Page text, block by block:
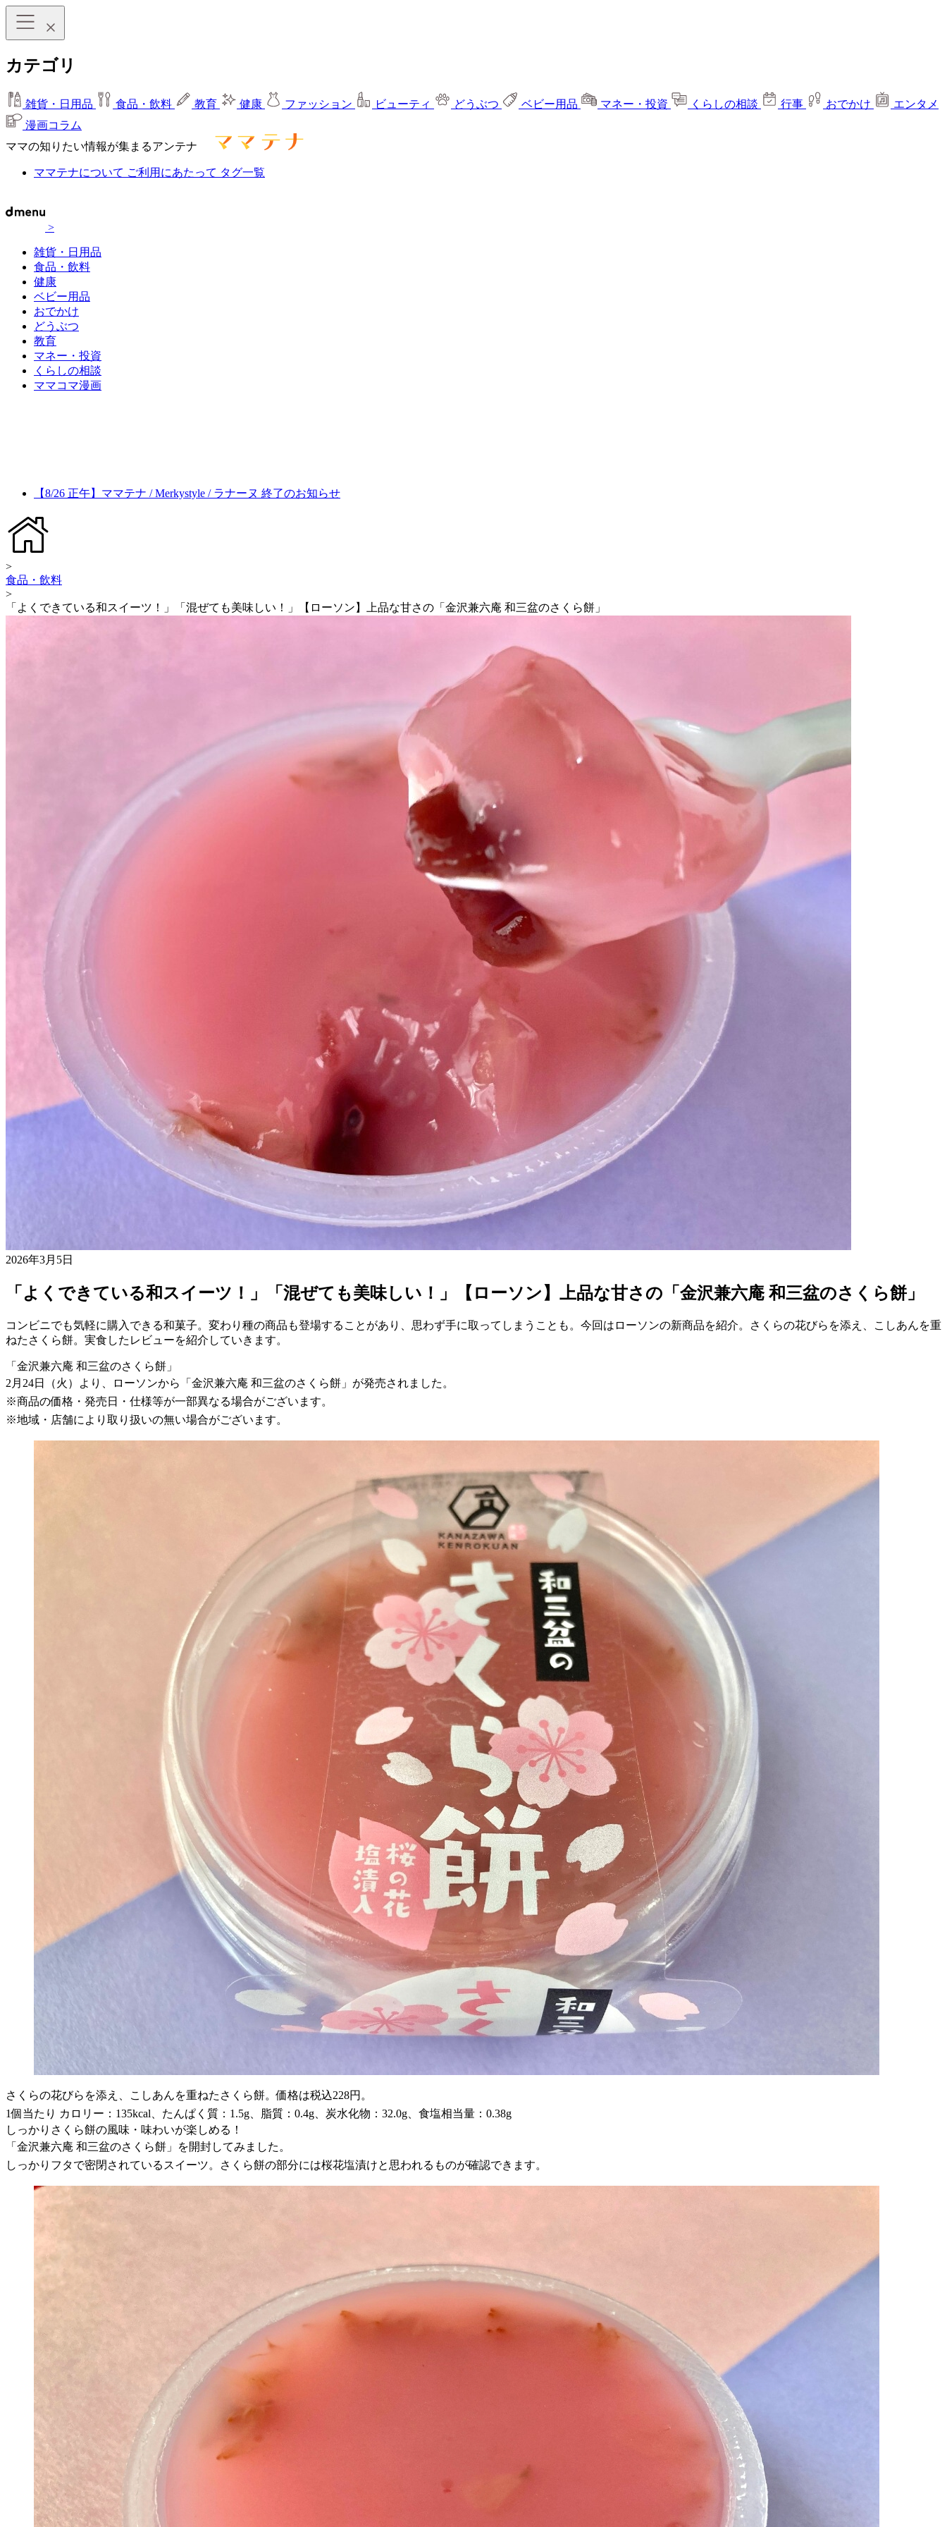
カテゴリ
雑貨・日用品 食品・飲料 教育 健康 ファッション ビューティ どうぶつ ベビー用品 マネー・投資 くらしの相談 行事 おでかけ
エンタメ
漫画コラム
ママの知りたい情報が集まるアンテナ
ママテナについて ご利用にあたって タグ一覧
>
雑貨・日用品
食品・飲料
健康
ベビー用品
おでかけ
どうぶつ
教育
マネー・投資
くらしの相談
ママコマ漫画
【8/26 正午】ママテナ / Merkystyle / ラナーヌ 終了のお知らせ
>
食品・飲料
>
「よくできている和スイーツ！」「混ぜても美味しい！」【ローソン】上品な甘さの「金沢兼六庵 和三盆のさくら餅」
2026年3月5日
「よくできている和スイーツ！」「混ぜても美味しい！」【ローソン】上品な甘さの「金沢兼六庵 和三盆のさくら餅」
コンビニでも気軽に購入できる和菓子。変わり種の商品も登場することがあり、思わず手に取ってしまうことも。今回はローソンの新商品を紹介。さくらの花びらを添え、こしあんを重
ねたさくら餅。実食したレビューを紹介していきます。
「金沢兼六庵 和三盆のさくら餅」
2月24日（火）より、ローソンから「金沢兼六庵 和三盆のさくら餅」が発売されました。
※商品の価格・発売日・仕様等が一部異なる場合がございます。
※地域・店舗により取り扱いの無い場合がございます。
さくらの花びらを添え、こしあんを重ねたさくら餅。価格は税込228円。
1個当たり カロリー：135kcal、たんぱく質：1.5g、脂質：0.4g、炭水化物：32.0g、食塩相当量：0.38g
しっかりさくら餅の風味・味わいが楽しめる！
「金沢兼六庵 和三盆のさくら餅」を開封してみました。
しっかりフタで密閉されているスイーツ。さくら餅の部分には桜花塩漬けと思われるものが確認できます。